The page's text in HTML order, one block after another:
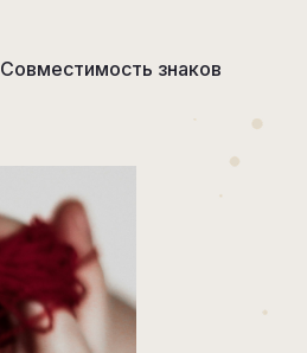
Совместимость знаков